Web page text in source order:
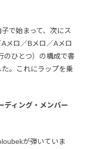
で始まって、次にス
メロ／Bメロ／Aメロ
のひとつ）の構成で書
。これにラップを乗
ィング・メンバー
が弾いていま